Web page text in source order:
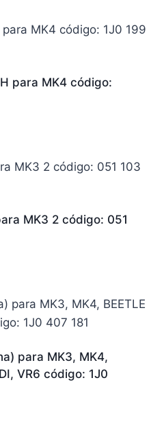
para MK4 código:
MK3 2 código: 051
para MK3, MK4,
VR6 código: 1J0